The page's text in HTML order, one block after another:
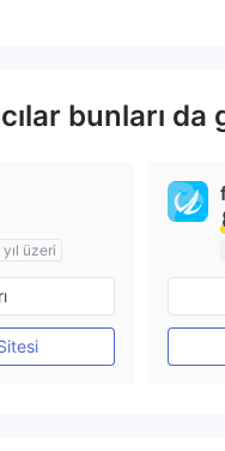
bunları da
üzeri
Düzenleyici Ülke/Bölge: Avustralya